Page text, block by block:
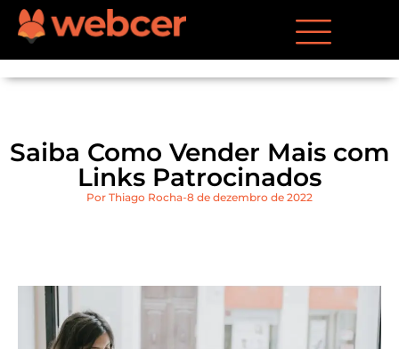
Saiba Como Vender Mais com
Links Patrocinados
Por Thiago Rocha 8 de dezembro de 2022